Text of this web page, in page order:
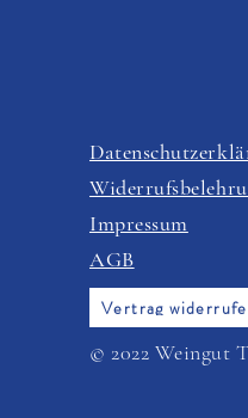
Impressum
AGB
Vertrag
© 2022 Weingut